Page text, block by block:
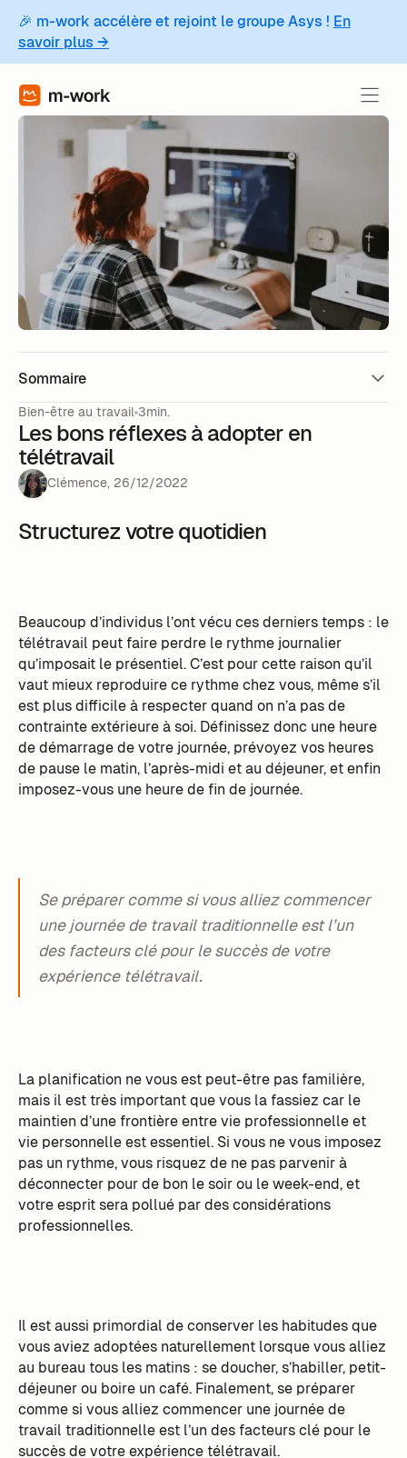
🎉 m-work accélère et rejoint le groupe Asys ! En
savoir plus →
Sommaire
Bien-être au travail 3min.
Les bons réflexes à adopter en
télétravail
Clémence, 26/12/2022
Structurez votre quotidien
Beaucoup d’individus l’ont vécu ces derniers temps : le
télétravail peut faire perdre le rythme journalier
qu’imposait le présentiel. C’est pour cette raison qu’il
vaut mieux reproduire ce rythme chez vous, même s’il
est plus difficile à respecter quand on n’a pas de
contrainte extérieure à soi. Définissez donc une heure
de démarrage de votre journée, prévoyez vos heures
de pause le matin, l’après-midi et au déjeuner, et enfin
imposez-vous une heure de fin de journée.
Se préparer comme si vous alliez commencer
une journée de travail traditionnelle est l’un
des facteurs clé pour le succès de votre
expérience télétravail.
La planification ne vous est peut-être pas familière,
mais il est très important que vous la fassiez car le
maintien d’une frontière entre vie professionnelle et
vie personnelle est essentiel. Si vous ne vous imposez
pas un rythme, vous risquez de ne pas parvenir à
déconnecter pour de bon le soir ou le week-end, et
votre esprit sera pollué par des considérations
professionnelles.
Il est aussi primordial de conserver les habitudes que
vous aviez adoptées naturellement lorsque vous alliez
au bureau tous les matins : se doucher, s’habiller, petit-
déjeuner ou boire un café. Finalement, se préparer
comme si vous alliez commencer une journée de
travail traditionnelle est l’un des facteurs clé pour le
succès de votre expérience télétravail.